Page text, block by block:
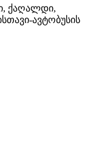
ქაღალდი,
ავტობუსის